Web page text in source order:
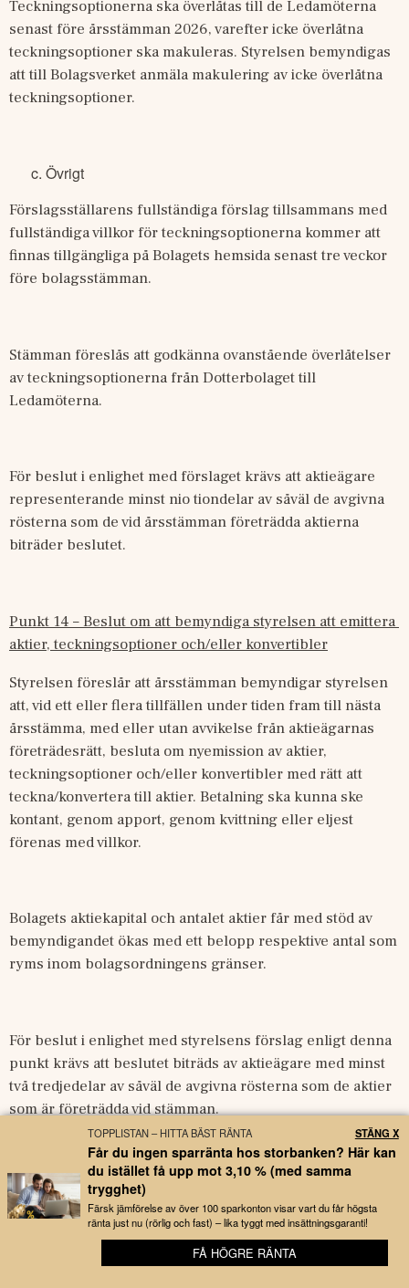
Teckningsoptionerna ska överlåtas till de Ledamöterna
senast före årsstämman 2026, varefter icke överlåtna
teckningsoptioner ska makuleras. Styrelsen bemyndigas
att till Bolagsverket anmäla makulering av icke överlåtna
teckningsoptioner.
Övrigt
Förslagsställarens fullständiga förslag tillsammans med
fullständiga villkor för teckningsoptionerna kommer att
finnas tillgängliga på Bolagets hemsida senast tre veckor
före bolagsstämman.
Stämman föreslås att godkänna ovanstående överlåtelser
av teckningsoptionerna från Dotterbolaget till
Ledamöterna.
För beslut i enlighet med förslaget krävs att aktieägare
representerande minst nio tiondelar av såväl de avgivna
rösterna som de vid årsstämman företrädda aktierna
biträder beslutet.
Punkt 14 – Beslut om att bemyndiga styrelsen att emittera
aktier, teckningsoptioner och/eller konvertibler
Styrelsen föreslår att årsstämman bemyndigar styrelsen
att, vid ett eller flera tillfällen under tiden fram till nästa
årsstämma, med eller utan avvikelse från aktieägarnas
företrädesrätt, besluta om nyemission av aktier,
teckningsoptioner och/eller konvertibler med rätt att
teckna/konvertera till aktier. Betalning ska kunna ske
kontant, genom apport, genom kvittning eller eljest
förenas med villkor.
Bolagets aktiekapital och antalet aktier får med stöd av
bemyndigandet ökas med ett belopp respektive antal som
ryms inom bolagsordningens gränser.
För beslut i enlighet med styrelsens förslag enligt denna
punkt krävs att beslutet biträds av aktieägare med minst
två tredjedelar av såväl de avgivna rösterna som de aktier
som är företrädda vid stämman.
Punkt 15 – Beslut om bemyndigande för styrelsen att vidta
smärre justeringar av beslut
Styrelsen föreslår att årsstämman bemyndigar styrelsen,
den verkställande direktören eller den styrelsen i övrigt
😊 Full koll på snacket kring dina bolag
TOPPLISTAN – HITTA BÄST RÄNTA
Får du ingen sparränta hos storbanken? Här kan
du istället få upp mot 3,10 % (med samma
trygghet)
Färsk jämförelse av över 100 sparkonton visar vart du får högsta
ränta just nu (rörlig och fast) – lika tyggt med insättningsgaranti!
FÅ HÖGRE RÄNTA
STÄNG X